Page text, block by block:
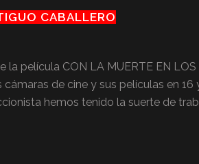
CABALLERO
la película CON LA MUERTE EN
cámaras de cine y sus películas en
hemos tenido la suerte de